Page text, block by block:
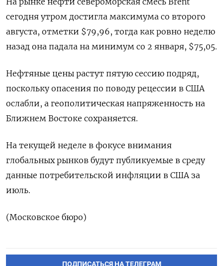
сегодня утром достигла максимума со второго
августа, отметки $79,96, тогда как ровно неделю
назад она падала на минимум cо 2 января, $75,05.
Нефтяные цены растут пятую сессию подряд,
поскольку опасения по поводу рецессии в США
ослабли, а геополитическая напряженность на
Ближнем Востоке сохраняется.
На текущей неделе в фокусе внимания
глобальных рынков будут публикуемые в среду
данные потребительской инфляции в США за
июль.
(Московское бюро)
ПОДПИСАТЬСЯ НА ТЕЛЕГРАМ